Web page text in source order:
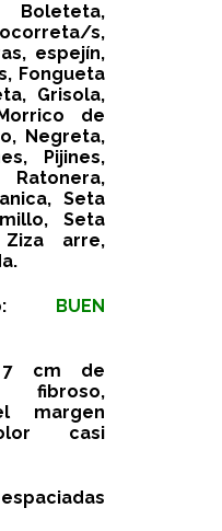
Boleteta,
s,
espejín,
Fongueta
Grisola,
de
Negreta,
Pijines,
Seta
Seta
arre,
BUEN
cm de
fibroso,
margen
casi